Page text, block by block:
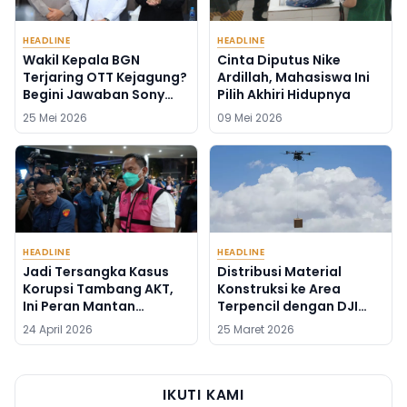
HEADLINE
Wakil Kepala BGN
Terjaring OTT Kejagung?
Begini Jawaban Sony
Sonjaya
25 Mei 2026
HEADLINE
Cinta Diputus Nike
Ardillah, Mahasiswa Ini
Pilih Akhiri Hidupnya
09 Mei 2026
HEADLINE
Jadi Tersangka Kasus
Korupsi Tambang AKT,
Ini Peran Mantan
Syahbandar Rangga
Ilung
24 April 2026
HEADLINE
Distribusi Material
Konstruksi ke Area
Terpencil dengan DJI
FlyCart 100
25 Maret 2026
IKUTI KAMI